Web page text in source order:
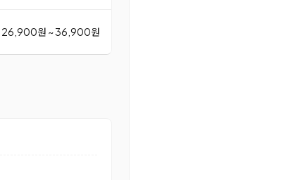
26,900원 ~ 36,900원